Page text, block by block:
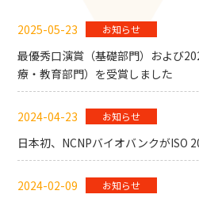
2025-05-23 お知らせ
最優秀口演賞（基礎部門）および
療・教育部門）を受賞しました
2024-04-23 お知らせ
日本初、NCNPバイオバンクがISO
2024-02-09 お知らせ